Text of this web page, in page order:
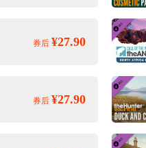
券后 ¥27.90
券后 ¥27.90